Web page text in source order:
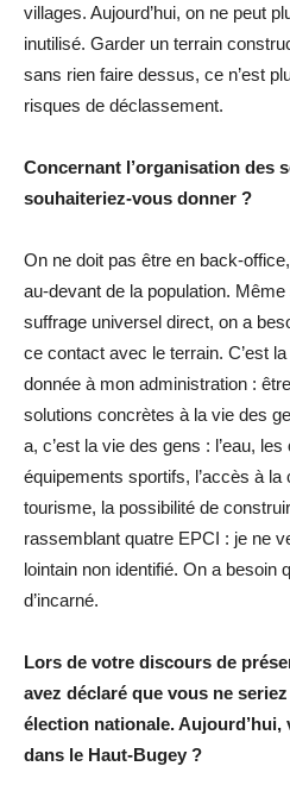
villages. Aujourd’hui, on ne peut
inutilisé. Garder un terrain
sans rien faire dessus, ce n’est
risques de déclassement.
Concernant l’organisation des
souhaiteriez-vous donner ?
On ne doit pas être en back-
au-devant de la population. Même
suffrage universel direct, on a
ce contact avec le terrain. C’est la
donnée à mon administration :
solutions concrètes à la vie des
a, c’est la vie des gens : l’eau,
équipements sportifs, l’accès à
tourisme, la possibilité de
rassemblant quatre EPCI : je ne
lointain non identifié. On a besoin
d’incarné.
Lors de votre discours de
avez déclaré que vous ne
élection nationale.
dans le Haut-Bugey ?